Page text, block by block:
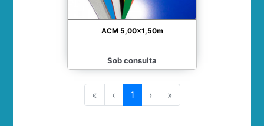
ACM 5,00x1,50m
Sob consulta
« ‹ 1 › »